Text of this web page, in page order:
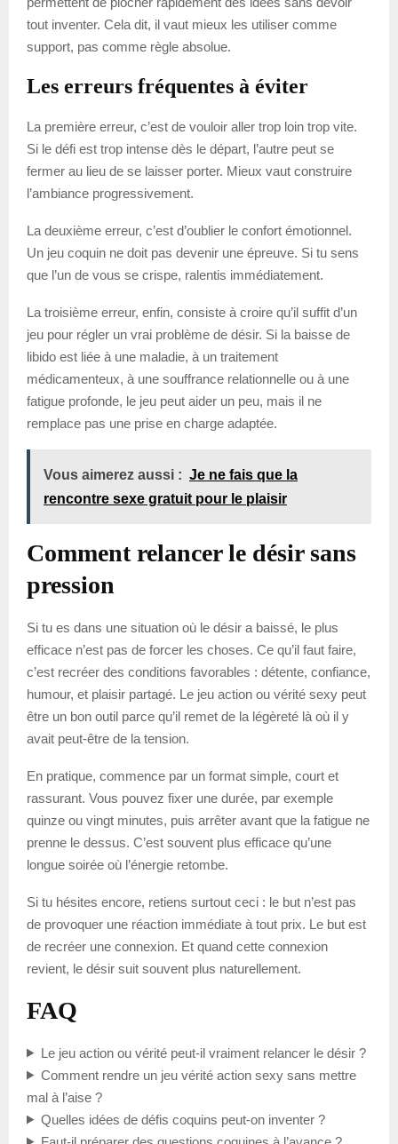
tout inventer. Cela dit, il vaut mieux les utiliser comme
support, pas comme règle absolue.
Les erreurs fréquentes à éviter
La première erreur, c’est de vouloir aller trop loin trop vite.
Si le défi est trop intense dès le départ, l’autre peut se
fermer au lieu de se laisser porter. Mieux vaut construire
l’ambiance progressivement.
La deuxième erreur, c’est d’oublier le confort émotionnel.
Un jeu coquin ne doit pas devenir une épreuve. Si tu sens
que l’un de vous se crispe, ralentis immédiatement.
La troisième erreur, enfin, consiste à croire qu’il suffit d’un
jeu pour régler un vrai problème de désir. Si la baisse de
libido est liée à une maladie, à un traitement
médicamenteux, à une souffrance relationnelle ou à une
fatigue profonde, le jeu peut aider un peu, mais il ne
remplace pas une prise en charge adaptée.
Vous aimerez aussi : Je ne fais que la
rencontre sexe gratuit pour le plaisir
Comment relancer le désir sans
pression
Si tu es dans une situation où le désir a baissé, le plus
efficace n’est pas de forcer les choses. Ce qu’il faut faire,
c’est recréer des conditions favorables : détente, confiance,
humour, et plaisir partagé. Le jeu action ou vérité sexy peut
être un bon outil parce qu’il remet de la légèreté là où il y
avait peut-être de la tension.
En pratique, commence par un format simple, court et
rassurant. Vous pouvez fixer une durée, par exemple
quinze ou vingt minutes, puis arrêter avant que la fatigue ne
prenne le dessus. C’est souvent plus efficace qu’une
longue soirée où l’énergie retombe.
Si tu hésites encore, retiens surtout ceci : le but n’est pas
de provoquer une réaction immédiate à tout prix. Le but est
de recréer une connexion. Et quand cette connexion
revient, le désir suit souvent plus naturellement.
FAQ
Le jeu action ou vérité peut-il vraiment relancer le désir ?
Comment rendre un jeu vérité action sexy sans mettre
mal à l’aise ?
Quelles idées de défis coquins peut-on inventer ?